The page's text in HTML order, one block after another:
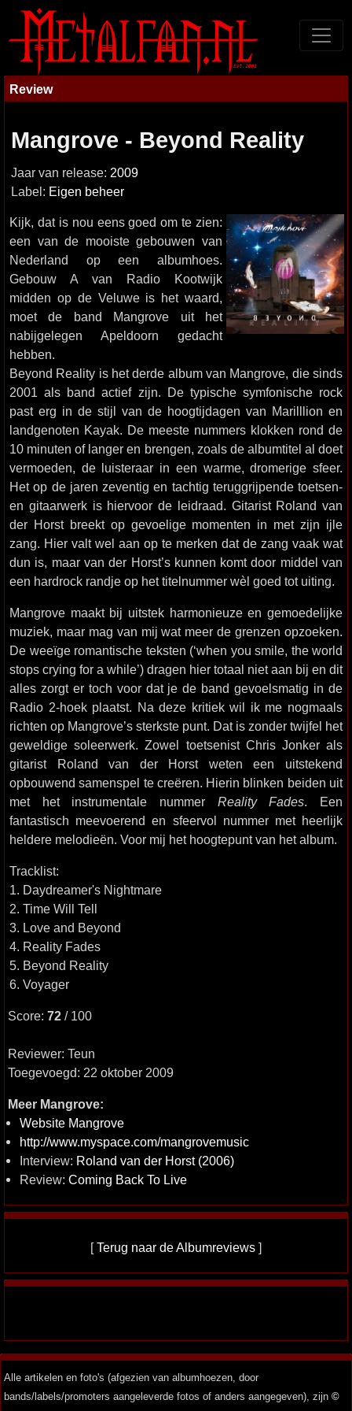
Review
Mangrove - Beyond Reality
Jaar van release: 2009
Label: Eigen beheer
Kijk, dat is nou eens goed om te zien:
een van de mooiste gebouwen van
Nederland op een albumhoes.
Gebouw A van Radio Kootwijk
midden op de Veluwe is het waard,
moet de band Mangrove uit het
nabijgelegen Apeldoorn gedacht
hebben.
Beyond Reality is het derde album van Mangrove, die sinds
2001 als band actief zijn. De typische symfonische rock
past erg in de stijl van de hoogtijdagen van Marilllion en
landgenoten Kayak. De meeste nummers klokken rond de
10 minuten of langer en brengen, zoals de albumtitel al doet
vermoeden, de luisteraar in een warme, dromerige sfeer.
Het op de jaren zeventig en tachtig teruggrijpende toetsen-
en gitaarwerk is hiervoor de leidraad. Gitarist Roland van
der Horst breekt op gevoelige momenten in met zijn ijle
zang. Hier valt wel aan op te merken dat de zang vaak wat
dun is, maar van der Horst’s kunnen komt door middel van
een hardrock randje op het titelnummer wèl goed tot uiting.
Mangrove maakt bij uitstek harmonieuze en gemoedelijke
muziek, maar mag van mij wat meer de grenzen opzoeken.
De weeïge romantische teksten (‘when you smile, the world
stops crying for a while’) dragen hier totaal niet aan bij en dit
alles zorgt er toch voor dat je de band gevoelsmatig in de
Radio 2-hoek plaatst. Na deze kritiek wil ik me nogmaals
richten op Mangrove’s sterkste punt. Dat is zonder twijfel het
geweldige soleerwerk. Zowel toetsenist Chris Jonker als
gitarist Roland van der Horst weten een uitstekend
opbouwend samenspel te creëren. Hierin blinken beiden uit
met het instrumentale nummer Reality Fades. Een
fantastisch meevoerend en sfeervol nummer met heerlijk
heldere melodieën. Voor mij het hoogtepunt van het album.
Tracklist:
1. Daydreamer's Nightmare
2. Time Will Tell
3. Love and Beyond
4. Reality Fades
5. Beyond Reality
6. Voyager
Score: 72 / 100
Reviewer: Teun
Toegevoegd: 22 oktober 2009
Meer Mangrove:
Website Mangrove
http://www.myspace.com/mangrovemusic
Interview: Roland van der Horst (2006)
Review: Coming Back To Live
[Terug naar de Albumreviews ]
Alle artikelen en foto's (afgezien van albumhoezen, door
bands/labels/promoters aangeleverde fotos of anders aangegeven), zijn ©